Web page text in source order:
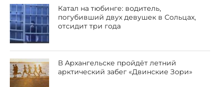
Катал на тюбинге: водитель,
погубивший двух девушек в Сольцах,
отсидит три года
В Архангельске пройдёт летний
арктический забег «Двинские Зори»